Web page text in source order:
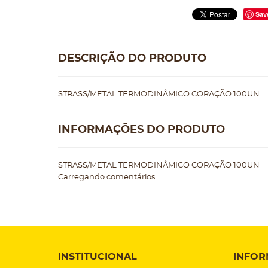
DESCRIÇÃO DO PRODUTO
STRASS/METAL TERMODINÂMICO CORAÇÃO 100UN
INFORMAÇÕES DO PRODUTO
STRASS/METAL TERMODINÂMICO CORAÇÃO 100UN
Carregando comentários ...
INSTITUCIONAL